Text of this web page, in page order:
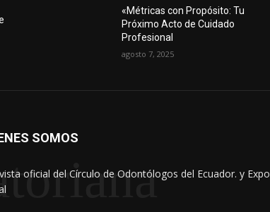
«Métricas con Propósito: Tu
Próximo Acto de Cuidado
Profesional
agosto 7, 2025
SOMOS
oficial del Círculo de Odontólogos del Ecuador. y Expo